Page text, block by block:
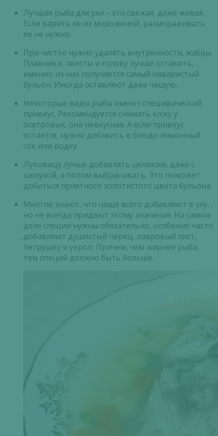
Лучшая рыба для ухи – это свежая, даже живая.
Если варить ее из мороженой, размораживать
ее не нужно.
При чистке нужно удалять внутренности, жабры.
Плавники, хвосты и голову лучше оставить,
именно из них получается самый наваристый
бульон. Иногда оставляют даже чешую.
Некоторые виды рыбы имеют специфический
привкус. Рекомендуется снимать кожу у
осетровых, она невкусная. А если привкус
остается, нужно добавить в блюдо лимонный
сок или водку.
Луковицу лучше добавлять целиком, даже с
шелухой, а потом выбрасывать. Это поможет
добиться приятного золотистого цвета бульона.
Многие знают, что чаще всего добавляют в уху,
но не всегда придают этому значения. На самом
деле специи нужны обязательно, особенно часто
добавляют душистый перец, лавровый лист,
петрушку и укроп. Причем, чем жирнее рыба,
тем специй должно быть больше.